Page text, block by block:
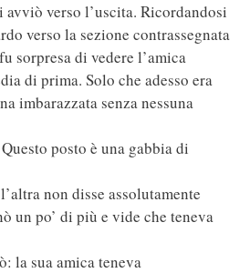
avviò verso l’uscita. Ricordandosi
verso la sezione contrassegnata
sorpresa di vedere l’amica
di prima. Solo che adesso era
imbarazzata senza nessuna
posto è una gabbia di
non disse assolutamente
un po’ di più e vide che teneva
la sua amica teneva